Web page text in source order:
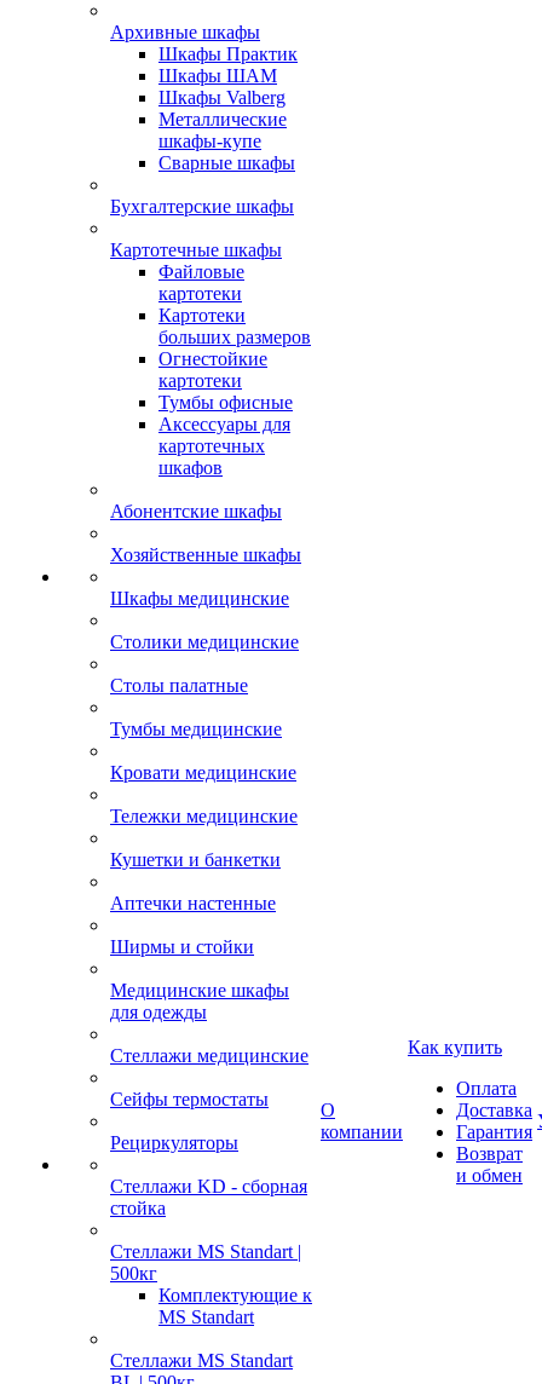
Архивные шкафы
Шкафы Практик
Шкафы ШАМ
Шкафы Valberg
Металлические
шкафы-купе
Сварные шкафы
Бухгалтерские шкафы
Картотечные шкафы
Файловые
картотеки
Картотеки
больших размеров
Огнестойкие
картотеки
Тумбы офисные
Аксессуары для
картотечных
шкафов
Абонентские шкафы
Хозяйственные шкафы
Шкафы медицинские
Столики медицинские
Столы палатные
Тумбы медицинские
Кровати медицинские
Тележки медицинские
Кушетки и банкетки
Аптечки настенные
Ширмы и стойки
Медицинские шкафы
для одежды
Стеллажи медицинские
Сейфы термостаты
Рециркуляторы
Стеллажи KD - сборная
стойка
Стеллажи MS Standart |
500кг
Комплектующие к
MS Standart
Стеллажи MS Standart
О
компании
Как купить
Оплата
Доставка
Гарантия
Возврат
и обмен